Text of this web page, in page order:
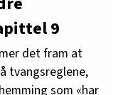
9
det fram at
tvangsreglene,
som «har